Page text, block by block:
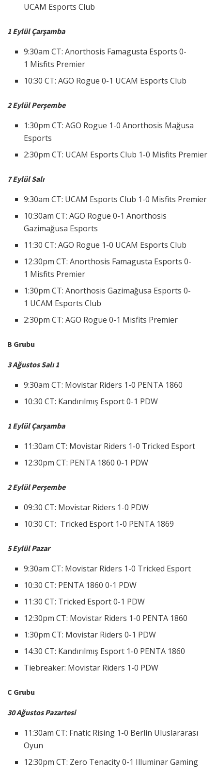
UCAM Esports Club
1 Eylül Çarşamba
9:30am CT: Anorthosis Famagusta Esports 0-
1 Misfits Premier
10:30 CT: AGO Rogue 0-1 UCAM Esports Club
2 Eylül Perşembe
1:30pm CT: AGO Rogue 1-0 Anorthosis Mağusa
Esports
2:30pm CT: UCAM Esports Club 1-0 Misfits Premier
7 Eylül Salı
9:30am CT: UCAM Esports Club 1-0 Misfits Premier
10:30am CT: AGO Rogue 0-1 Anorthosis
Gazimağusa Esports
11:30 CT: AGO Rogue 1-0 UCAM Esports Club
12:30pm CT: Anorthosis Famagusta Esports 0-
1 Misfits Premier
1:30pm CT: Anorthosis Gazimağusa Esports 0-
1 UCAM Esports Club
2:30pm CT: AGO Rogue 0-1 Misfits Premier
B Grubu
3 Ağustos Salı 1
9:30am CT: Movistar Riders 1-0 PENTA 1860
10:30 CT: Kandırılmış Esport 0-1 PDW
1 Eylül Çarşamba
11:30am CT: Movistar Riders 1-0 Tricked Esport
12:30pm CT: PENTA 1860 0-1 PDW
2 Eylül Perşembe
09:30 CT: Movistar Riders 1-0 PDW
10:30 CT: Tricked Esport 1-0 PENTA 1869
5 Eylül Pazar
9:30am CT: Movistar Riders 1-0 Tricked Esport
10:30 CT: PENTA 1860 0-1 PDW
11:30 CT: Tricked Esport 0-1 PDW
12:30pm CT: Movistar Riders 1-0 PENTA 1860
1:30pm CT: Movistar Riders 0-1 PDW
14:30 CT: Kandırılmış Esport 1-0 PENTA 1860
Tiebreaker: Movistar Riders 1-0 PDW
C Grubu
30 Ağustos Pazartesi
11:30am CT: Fnatic Rising 1-0 Berlin Uluslararası
Oyun
12:30pm CT: Zero Tenacity 0-1 Illuminar Gaming